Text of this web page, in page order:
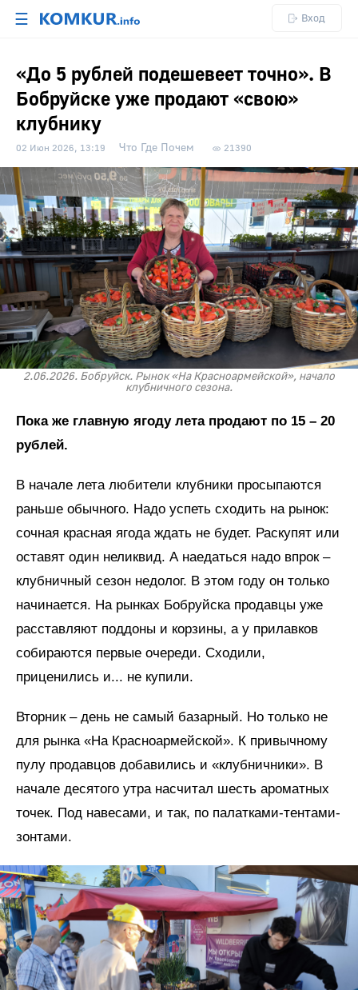
☰ Вход
«До 5 рублей подешевеет точно». В
Бобруйске уже продают «свою»
клубнику
02 Июн 2026, 13:19 Что Где Почем 21390
2.06.2026. Бобруйск. Рынок «На Красноармейской», начало
клубничного сезона.
Пока же главную ягоду лета продают по 15 – 20
рублей.
В начале лета любители клубники просыпаются
раньше обычного. Надо успеть сходить на рынок:
сочная красная ягода ждать не будет. Раскупят или
оставят один неликвид. А наедаться надо впрок –
клубничный сезон недолог. В этом году он только
начинается. На рынках Бобруйска продавцы уже
расставляют поддоны и корзины, а у прилавков
собираются первые очереди. Сходили,
приценились и... не купили.
Вторник – день не самый базарный. Но только не
для рынка «На Красноармейской». К привычному
пулу продавцов добавились и «клубничники». В
начале десятого утра насчитал шесть ароматных
точек. Под навесами, и так, по палатками-тентами-
зонтами.